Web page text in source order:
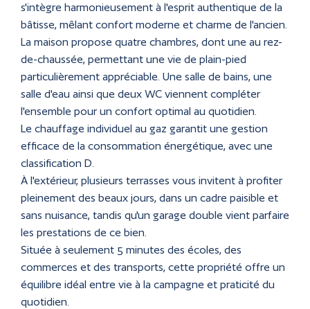
s'intègre harmonieusement à l'esprit authentique de la
bâtisse, mêlant confort moderne et charme de l'ancien.
La maison propose quatre chambres, dont une au rez-
de-chaussée, permettant une vie de plain-pied
particulièrement appréciable. Une salle de bains, une
salle d'eau ainsi que deux WC viennent compléter
l'ensemble pour un confort optimal au quotidien.
Le chauffage individuel au gaz garantit une gestion
efficace de la consommation énergétique, avec une
classification D.
À l'extérieur, plusieurs terrasses vous invitent à profiter
pleinement des beaux jours, dans un cadre paisible et
sans nuisance, tandis qu'un garage double vient parfaire
les prestations de ce bien.
Située à seulement 5 minutes des écoles, des
commerces et des transports, cette propriété offre un
équilibre idéal entre vie à la campagne et praticité du
quotidien.